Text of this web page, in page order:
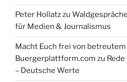
Peter Hollatzzu
für Medien & Journalismus
Macht Euch frei von betreutem
Buergerplattform.com zu
– Deutsche Werte